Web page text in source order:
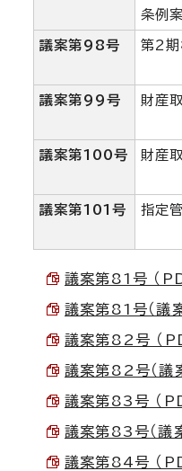
条例案
議案第98号 第2期
議案第99号 財産
議案第100号 財産
議案第101号 指定
議案第81号 （
議案第81号（議
議案第82号 （
議案第82号（議
議案第83号 （
議案第83号（議
議案第84号 （